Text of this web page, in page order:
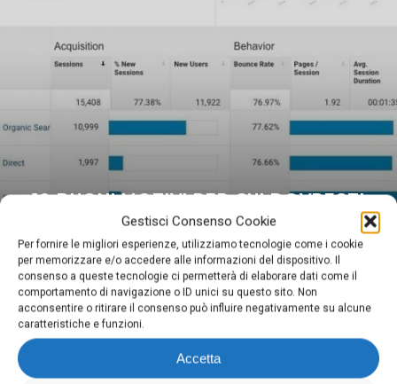
Gestisci Consenso Cookie
Per fornire le migliori esperienze, utilizziamo tecnologie come i cookie
per memorizzare e/o accedere alle informazioni del dispositivo. Il
consenso a queste tecnologie ci permetterà di elaborare dati come il
comportamento di navigazione o ID unici su questo sito. Non
acconsentire o ritirare il consenso può influire negativamente su alcune
caratteristiche e funzioni.
Accetta
10 BUONI MOTIVI PER CUI DOVRESTI
UTILIZZARE GOOGLE ANALYTICS